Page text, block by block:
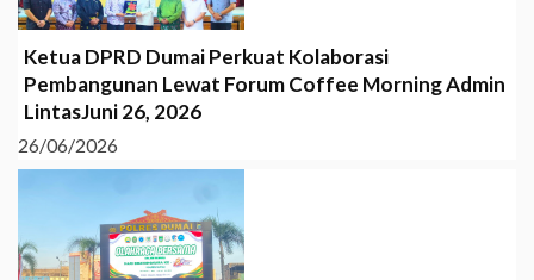
Ketua DPRD Dumai Perkuat Kolaborasi
Pembangunan Lewat Forum Coffee Morning Admin
LintasJuni 26, 2026
26/06/2026